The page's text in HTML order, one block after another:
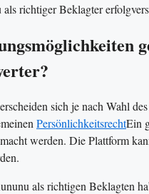
richtiger Beklagter
sich je nach Wahl
PersönlichkeitsrechtEin
werden. Die Plattform
als richtigen Beklagten